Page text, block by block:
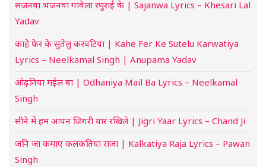
सजनवा भजनवा गावेला रघुराई के | Sajanwa Lyrics – Khesari Lal
Yadav
काहे फेर के सुतेलु करवटिया | Kahe Fer Ke Sutelu Karwatiya
Lyrics – Neelkamal Singh | Anupama Yadav
ओढ़निया मईल बा | Odhaniya Mail Ba Lyrics – Neelkamal
Singh
सीने में हम आपन जिगरी यार रखिले | Jigri Yaar Lyrics – Chand Ji
जनि जा कमाए कलकतिया राजा | Kalkatiya Raja Lyrics – Pawan
Singh